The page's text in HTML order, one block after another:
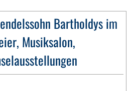
Bartholdys im
Musiksalon,